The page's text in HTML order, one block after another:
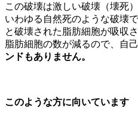
この破壊は激しい破壊（壊死
いわゆる自然死のような破壊
と破壊された脂肪細胞が吸収
脂肪細胞の数が減るので、自
ンドもありません。
このような方に向いています